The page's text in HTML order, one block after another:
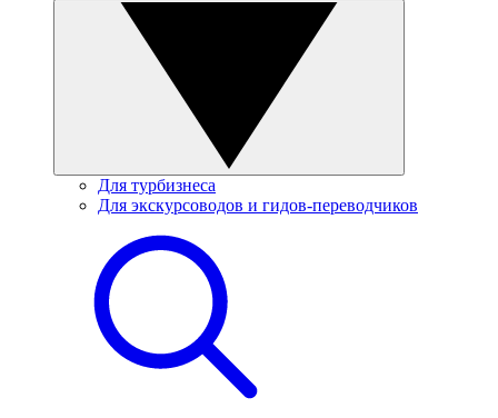
Для турбизнеса
Для экскурсоводов и гидов-переводчиков